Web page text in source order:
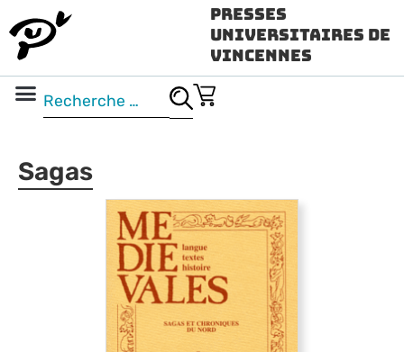
Presses
Universitaires de
Vincennes
Sagas